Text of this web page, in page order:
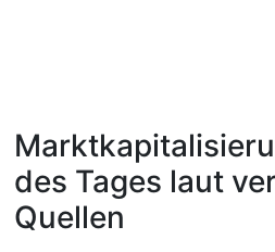
des Tages laut
Quellen